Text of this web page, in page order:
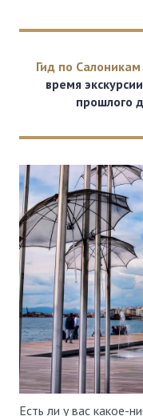
Гид по Салоникам
время
прошлого
Есть ли у вас какое-